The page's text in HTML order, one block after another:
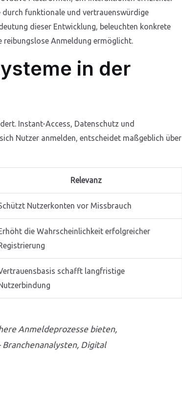
durch funktionale und vertrauenswürdige
dieser Entwicklung, beleuchten konkrete
reibungslose Anmeldung ermöglicht.
in der
Instant-Access, Datenschutz und
Nutzer anmelden, entscheidet maßgeblich über
Relevanz
Nutzerkonten vor Missbrauch
die Wahrscheinlichkeit erfolgreicher
schafft langfristige
Anmeldeprozesse bieten,
Digital